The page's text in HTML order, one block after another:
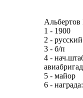
1 - 1900
2 - русский
3 - б/п
4 -
5 - майор
6 -